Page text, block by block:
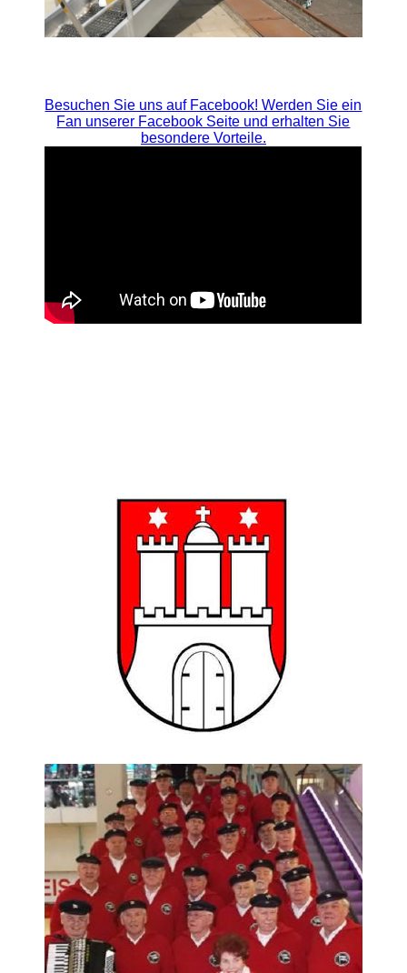
Besuchen Sie uns auf Facebook! Werden Sie ein
Fan unserer Facebook Seite und erhalten Sie
besondere Vorteile.